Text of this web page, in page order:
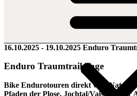
16.10.2025 - 19.10.2025 Enduro
Enduro Traumtrail Tage
Bike Endurotouren direkt vom
Pfaden der Plose, Jochtal/Vals, Lüsner